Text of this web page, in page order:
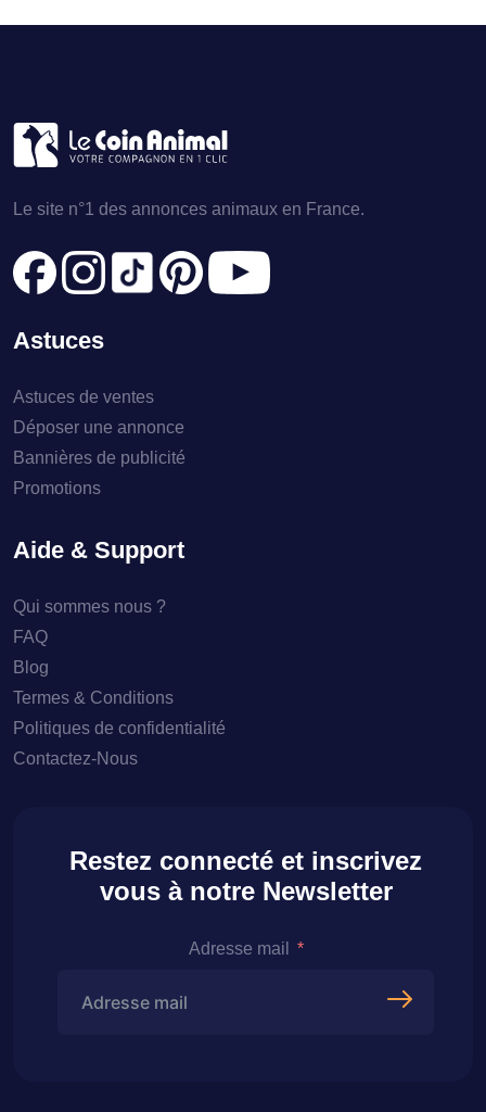
Le site n°1 des annonces animaux en France.
Astuces
Astuces de ventes
Déposer une annonce
Bannières de publicité
Promotions
Aide & Support
Qui sommes nous ?
FAQ
Blog
Termes & Conditions
Politiques de confidentialité
Contactez-Nous
Restez connecté et inscrivez
vous à notre Newsletter
Adresse mail